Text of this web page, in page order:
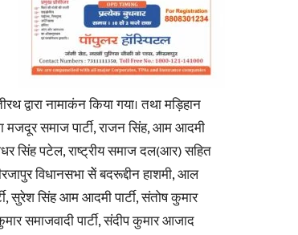
News
Paper
द्वारा नामाकंन किया गया। तथा मड़िहान
मजदूर समाज पार्टी, राजन सिंह, आम आदमी
सिंह पटेल, राष्ट्रीय समाज दल(आर) सहित
विधानसभा सेें बदरूद्दीन हाशमी, आल
सुरेश सिंह आम आदमी पार्टी, संतोष कुमार
समाजवादी पार्टी, संदीप कुमार आजाद